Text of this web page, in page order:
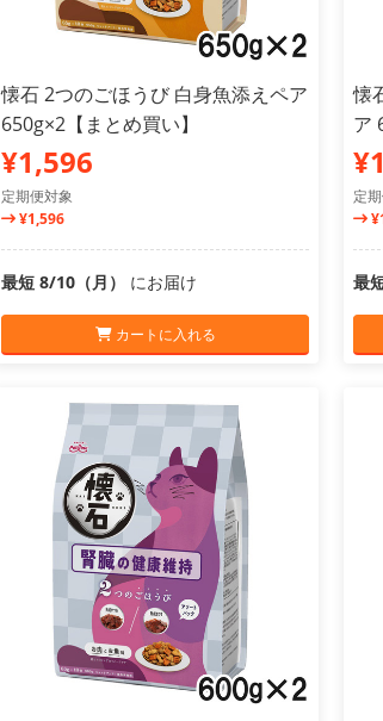
懐石 2つのごほうび 白身魚添えペア
650g×2【まとめ買い】
¥1,596
定期便対象
¥1,596
最短 8/10（月） にお届け
カートに入れる
懐
ア
定
最